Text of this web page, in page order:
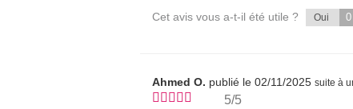
Cet avis vous a-t-il été utile ? Oui 0
Ahmed O. publié le 02/11/2025 suite à
5/5